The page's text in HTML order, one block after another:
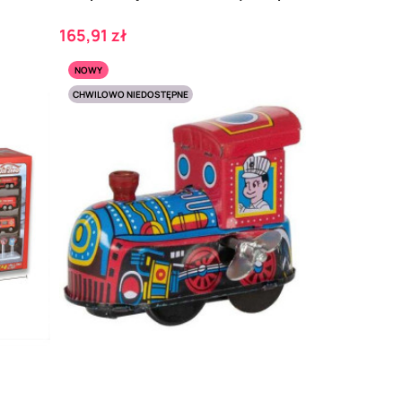
Cena
165,91 zł
NOWY
CHWILOWO NIEDOSTĘPNE